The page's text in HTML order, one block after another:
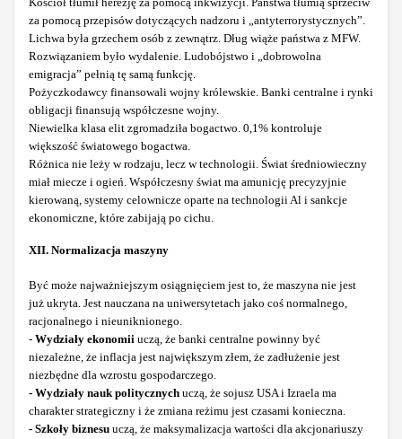
za pomocą przepisów dotyczących nadzoru i „antyterrorystycznych”.
Lichwa była grzechem osób z zewnątrz. Dług wiąże państwa z MFW.
Rozwiązaniem było wydalenie. Ludobójstwo i „dobrowolna
emigracja” pełnią tę samą funkcję.
Pożyczkodawcy finansowali wojny królewskie. Banki centralne i rynki
obligacji finansują współczesne wojny.
Niewielka klasa elit zgromadziła bogactwo. 0,1% kontroluje
większość światowego bogactwa.
Różnica nie leży w rodzaju, lecz w technologii. Świat średniowieczny
miał miecze i ogień. Współczesny świat ma amunicję precyzyjnie
kierowaną, systemy celownicze oparte na technologii Al i sankcje
ekonomiczne, które zabijają po cichu.
XII. Normalizacja maszyny
Być może najważniejszym osiągnięciem jest to, że maszyna nie jest
już ukryta. Jest nauczana na uniwersytetach jako coś normalnego,
racjonalnego i nieuniknionego.
- Wydziały ekonomii uczą, że banki centralne powinny być
niezależne, że inflacja jest największym złem, że zadłużenie jest
niezbędne dla wzrostu gospodarczego.
- Wydziały nauk politycznych uczą, że sojusz USA i Izraela ma
charakter strategiczny i że zmiana reżimu jest czasami konieczna.
- Szkoły biznesu uczą, że maksymalizacja wartości dla akcjonariuszy